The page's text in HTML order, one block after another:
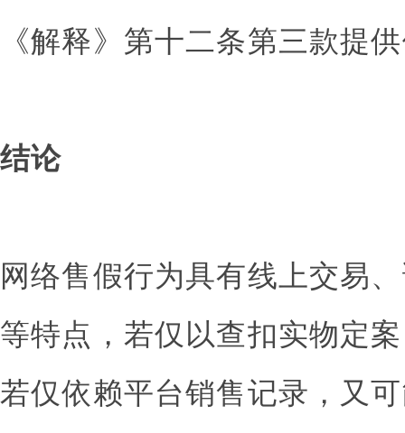
《解释》第十二条第三款提
结论
网络售假行为具有线上交易
等特点，若仅以查扣实物定
若仅依赖平台销售记录，又